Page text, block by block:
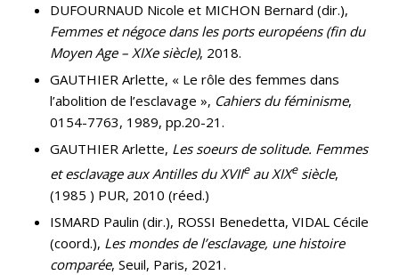
DUFOURNAUD Nicole et MICHON Bernard (dir.),
Femmes et négoce dans les ports européens (fin du
Moyen Age – XIXe siècle), 2018.
GAUTHIER Arlette, « Le rôle des femmes dans
l’abolition de l’esclavage », Cahiers du féminisme,
0154-7763, 1989, pp.20-21.
GAUTHIER Arlette, Les soeurs de solitude. Femmes
et esclavage aux Antilles du XVIIeau XIXesiècle,
(1985 ) PUR, 2010 (réed.)
ISMARD Paulin (dir.), ROSSI Benedetta, VIDAL Cécile
(coord.), Les mondes de l’esclavage, une histoire
comparée, Seuil, Paris, 2021.